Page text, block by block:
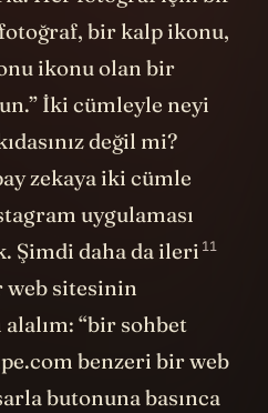
İki cümleyle neyi
değil mi?
zekaya iki cümle
uygulaması
Şimdi daha daileri
web sitesinin
“bir sohbet
benzeri bir web
butonuna basınca
anlıyor, hem
ve hem de